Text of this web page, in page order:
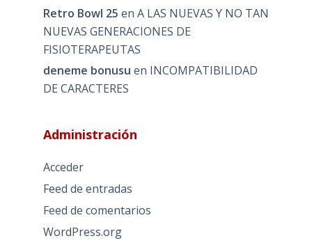
Retro Bowl 25 en A LAS NUEVAS Y NO TAN
NUEVAS GENERACIONES DE
FISIOTERAPEUTAS
deneme bonusu en INCOMPATIBILIDAD
DE CARACTERES
Administración
Acceder
Feed de entradas
Feed de comentarios
WordPress.org